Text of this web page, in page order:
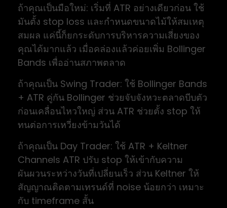
ถ้าคุณเป็นมือใหม่: เริ่มที่ ATR อย่างเดียวก่อน ใช้
มันตั้ง stop loss และกำหนดขนาดไม้ให้สมเหตุ
สมผล แค่นี้ก็ยกระดับการบริหารความเสี่ยงของ
คุณได้มากแล้ว เมื่อคล่องแล้วค่อยเพิ่ม Bollinger
Bands เพื่ออ่านสภาพตลาด
ถ้าคุณเป็น Swing Trader: ใช้ Bollinger Bands
+ ATR คู่กัน Bollinger ช่วยจับจังหวะตลาดบีบตัว
ก่อนเคลื่อนไหวใหญ่ ส่วน ATR ช่วยตั้ง stop ให้
ทนต่อการเหวี่ยงข้ามวันได้
ถ้าคุณเป็น Day Trader: ใช้ ATR + Keltner
Channels ATR ปรับ stop ให้เข้ากับความ
ผันผวนระหว่างวันที่เปลี่ยนเร็ว ส่วน Keltner ให้
สัญญาณติดตามเทรนด์ที่ noise น้อยกว่า เหมาะ
กับ timeframe สั้น